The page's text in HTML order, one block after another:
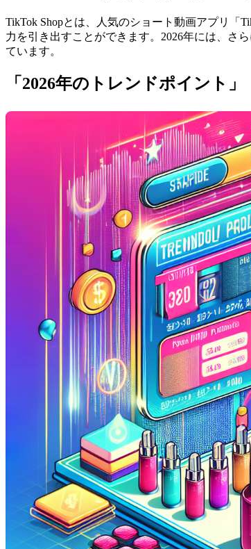
TikTok Shopとは、人気のショート動画アプリ
力を引き出すことができます。2026年には、さ
ています。
「2026年のトレンドポイント」